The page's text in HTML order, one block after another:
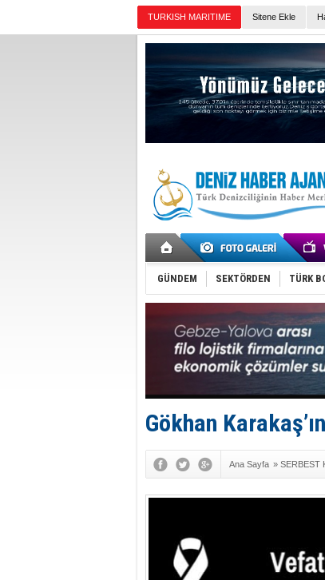
TURKISH MARITIME Sitene Ekle
GÜNDEM SEKTÖRDEN TÜRK
Gökhan
Ana Sayfa » SERBEST